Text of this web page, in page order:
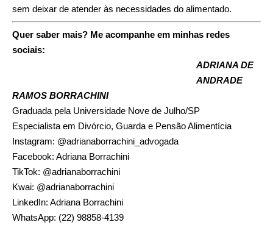
sem deixar de atender às necessidades do alimentado.
Quer saber mais? Me acompanhe em minhas redes
sociais:
ADRIANA DE
ANDRADE
RAMOS BORRACHINI
Graduada pela Universidade Nove de Julho/SP
Especialista em Divórcio, Guarda e Pensão Alimentícia
Instagram: @adrianaborrachini_advogada
Facebook: Adriana Borrachini
TikTok: @adrianaborrachini
Kwai: @adrianaborrachini
LinkedIn: Adriana Borrachini
WhatsApp: (22) 98858-4139